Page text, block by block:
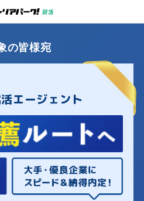
の皆様宛
エージェント